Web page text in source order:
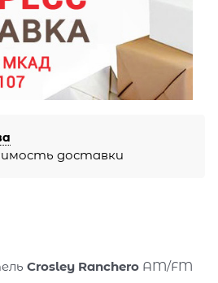
доставки
Crosley Ranchero AM/FM